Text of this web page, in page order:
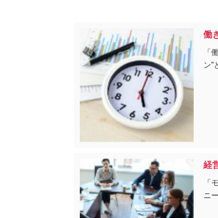
働
「
ン”
経
「
ニ